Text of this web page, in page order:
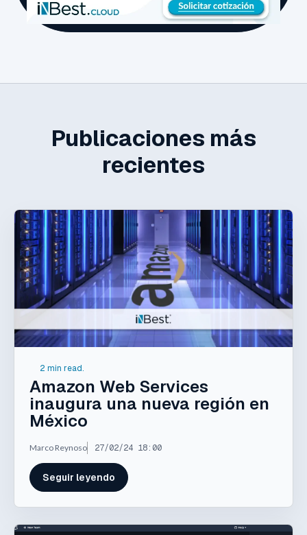
Publicaciones más
recientes
2 min read.
Amazon Web Services
inaugura una nueva región en
México
Marco Reynoso 27/02/24 18:00
Seguir leyendo